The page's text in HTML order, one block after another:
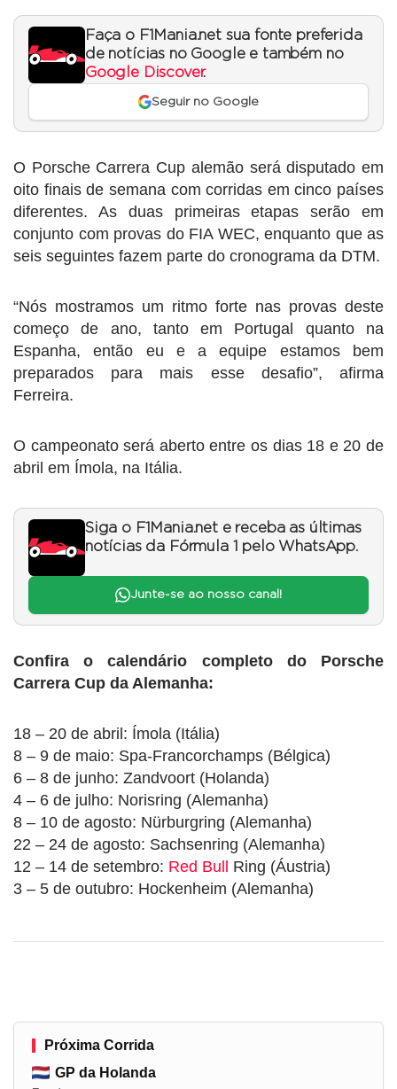
Faça o F1Mania.net sua fonte preferida
de notícias no Google e também no
Google Discover.
Seguir no Google
O Porsche Carrera Cup alemão será disputado em
oito finais de semana com corridas em cinco países
diferentes. As duas primeiras etapas serão em
conjunto com provas do FIA WEC, enquanto que as
seis seguintes fazem parte do cronograma da DTM.
“Nós mostramos um ritmo forte nas provas deste
começo de ano, tanto em Portugal quanto na
Espanha, então eu e a equipe estamos bem
preparados para mais esse desafio”, afirma
Ferreira.
O campeonato será aberto entre os dias 18 e 20 de
abril em Ímola, na Itália.
Siga o F1Mania.net e receba as últimas
notícias da Fórmula 1 pelo WhatsApp.
Junte-se ao nosso canal!
Confira o calendário completo do Porsche
Carrera Cup da Alemanha:
18 – 20 de abril: Ímola (Itália)
8 – 9 de maio: Spa-Francorchamps (Bélgica)
6 – 8 de junho: Zandvoort (Holanda)
4 – 6 de julho: Norisring (Alemanha)
8 – 10 de agosto: Nürburgring (Alemanha)
22 – 24 de agosto: Sachsenring (Alemanha)
12 – 14 de setembro: Red Bull Ring (Áustria)
3 – 5 de outubro: Hockenheim (Alemanha)
Próxima Corrida
GP da Holanda